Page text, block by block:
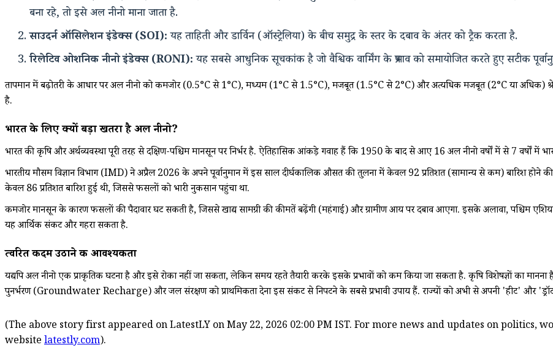
बना रहे, तो इसे अल नीनो माना जाता है.
साउदर्न ऑसिलेशन इंडेक्स (SOI):यह ताहिती और डार्विन (ऑस्ट्रेलिया) के बीच समुद्र के स्तर के दबाव के अंतर को ट्रैक करता है.
रिलेटिव ओशनिक नीनो इंडेक्स (RONI):यह सबसे आधुनिक सूचकांक है जो वैश्विक वार्मिंग के प्रभाव को समायोजित करते हुए सटीक
तापमान में बढ़ोतरी के आधार पर अल नीनो को कमजोर (0.5°C से 1°C), मध्यम (1°C से 1.5°C), मजबूत (1.5°C से 2°C) और अत्यधिक मजबूत (2°C या अधिक)
है.
भारत के लिए क्यों बड़ा खतरा है अल नीनो?
भारत की कृषि और अर्थव्यवस्था पूरी तरह से दक्षिण-पश्चिम मानसून पर निर्भर है. ऐतिहासिक आंकड़े गवाह हैं कि 1950 के बाद से आए 16 अल नीनो वर्षों में से 7 वर्षों में
भारतीय मौसम विज्ञान विभाग (IMD) ने अप्रैल 2026 के अपने पूर्वानुमान में इस साल दीर्घकालिक औसत की तुलना में केवल 92 प्रतिशत (सामान्य से कम) बारिश
केवल 86 प्रतिशत बारिश हुई थी, जिससे फसलों को भारी नुकसान पहुंचा था.
कमजोर मानसून के कारण फसलों की पैदावार घट सकती है, जिससे खाद्य सामग्री की कीमतें बढ़ेंगी (महंगाई) और ग्रामीण आय पर दबाव आएगा. इसके अलावा, पश्चिम
यह आर्थिक संकट और गहरा सकता है.
त्वरित कदम उठाने की आवश्यकता
यद्यपि अल नीनो एक प्राकृतिक घटना है और इसे रोका नहीं जा सकता, लेकिन समय रहते तैयारी करके इसके प्रभावों को कम किया जा सकता है. कृषि विशेषज्ञों का
पुनर्भरण (Groundwater Recharge) और जल संरक्षण को प्राथमिकता देना इस संकट से निपटने के सबसे प्रभावी उपाय हैं. राज्यों को अभी से अपनी 'हीट' और
(The above story first appeared on LatestLY on May 22, 2026 02:00 PM IST. For more news and updates on
website latestly.com).